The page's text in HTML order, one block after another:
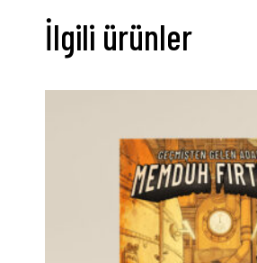
İlgili ürünler